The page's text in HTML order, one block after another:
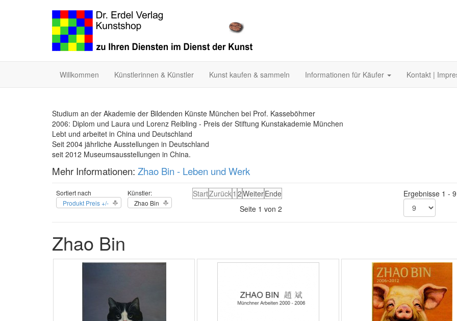
Willkommen Künstlerinnen & Künstler Kunst kaufen & sammeln Informationen für Käufer Kontakt |
Studium an der Akademie der Bildenden Künste München bei Prof. Kasseböhmer
2006: Diplom und Laura und Lorenz Reibling - Preis der Stiftung Kunstakademie München
Lebt und arbeitet in China und Deutschland
Seit 2004 jährliche Ausstellungen in Deutschland
seit 2012 Museumsausstellungen in China.
Mehr Informationen: Zhao Bin - Leben und Werk
Sortiert nach
Produkt Preis +/-
Künstler:
Zhao Bin
StartZurück1 2WeiterEnde
Seite 1 von 2
Ergebnisse 1 -
Zhao Bin